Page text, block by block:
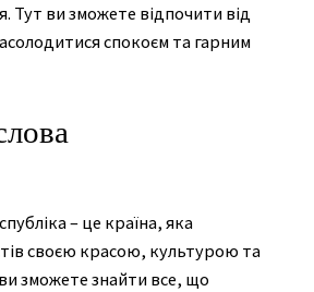
Тут ви зможете відпочити від
спокоєм та гарним
– це країна, яка
своєю красою, культурою та
зможете знайти все, що